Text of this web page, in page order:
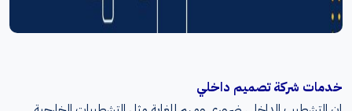
خدمات شركة تصميم داخلي